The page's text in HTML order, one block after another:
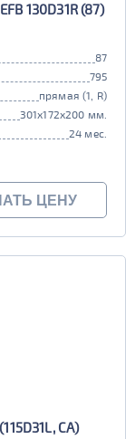
130D31R (87)
87
795
прямая (1, R)
301x172x200 мм.
24 мес.
ЦЕНУ
CA)